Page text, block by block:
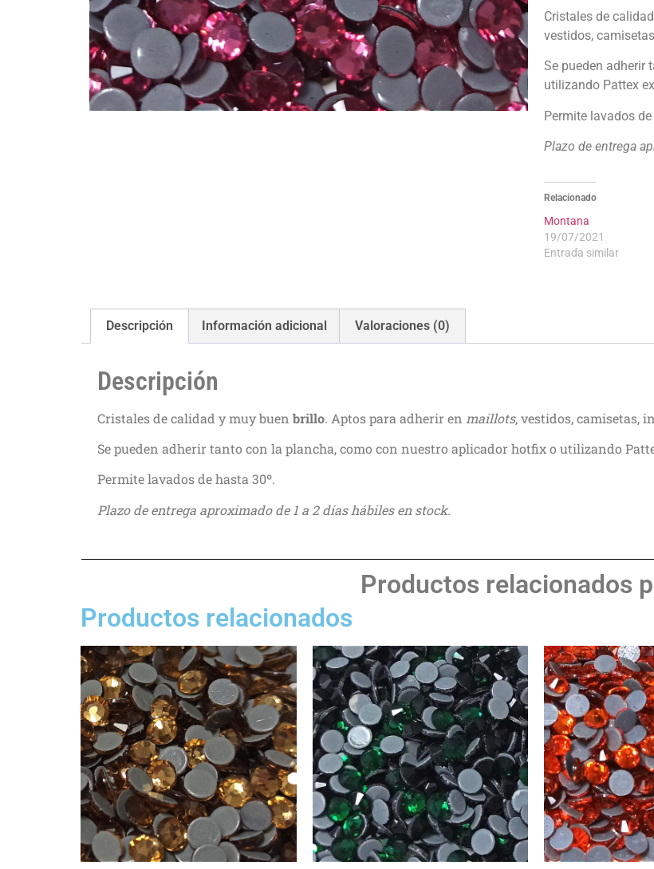
Cristales de
vestidos,
Se pueden adherir
utilizando Pattex
Permite lavados
Plazo de entrega
Relacionado
Montana
19/07/2021
Entrada similar
Descripción Información adicional Valoraciones (0)
Descripción
Cristales de calidad y muy buen brillo. Aptos para adherir en maillots, vestidos, camisetas,
Se pueden adherir tanto con la plancha, como con nuestro aplicador hotfix o utilizando
Permite lavados de hasta 30º.
Plazo de entrega aproximado de 1 a 2 días hábiles en stock.
Productos relacionados
Productos relacionados